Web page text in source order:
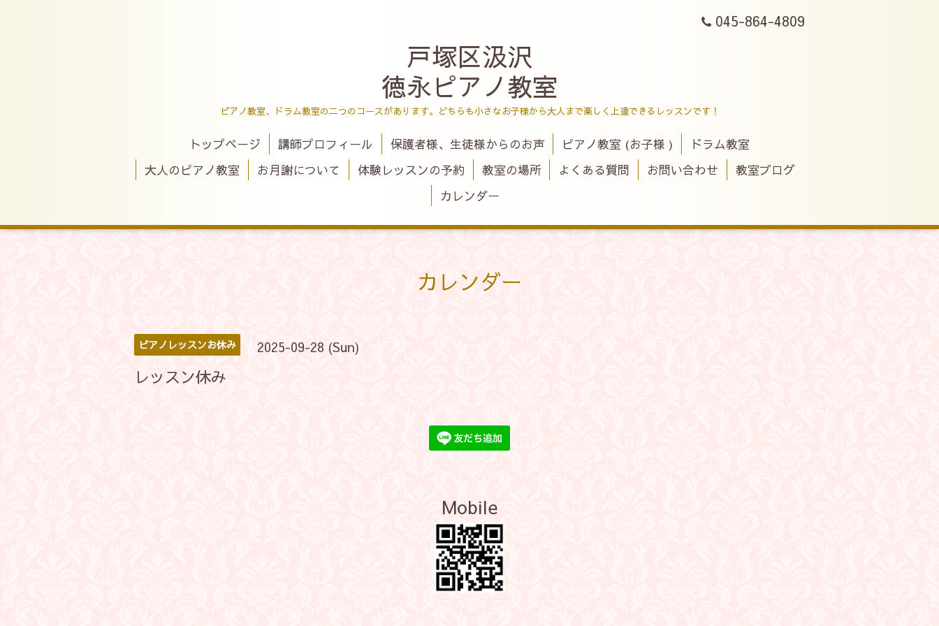
045-864-4809
戸塚区汲沢
徳永ピアノ教室
ピアノ教室、ドラム教室の二つのコースがあります。どちらも小さなお子様から大人まで楽しく上達できるレッスンです！
トップページ 講師プロフィール 保護者様、生徒様からのお声 ピアノ教室 (お子様 )
ドラム教室
大人のピアノ教室
お月謝について 体験レッスンの予約 教室の場所 よくある質問 お問い合わせ
教室ブログ
カレンダー
カレンダー
ピアノレッスンお休み 2025-09-28 (Sun)
レッスン休み
Mobile